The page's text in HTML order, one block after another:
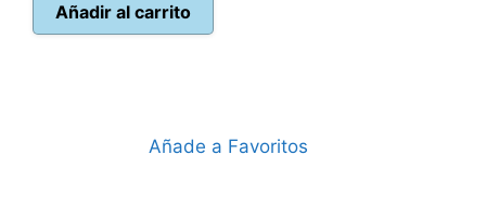
Añadir al carrito
Añade a Favoritos